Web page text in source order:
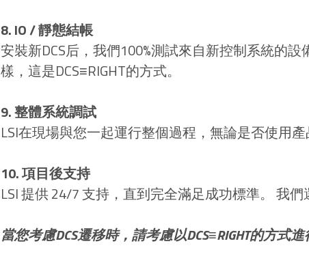
8. IO / 靜態結帳
安裝新DCS后，我們100%測試來自新控制系統的
樣，這是DCS≡RIGHT的方式。
9. 整體系統調試
LSI在現場與您一起運行整個過程，無論是否使用產
10. 項目後支持
LSI 提供 24/7 支持，直到完全滿足成功標準。 我
當您考慮DCS遷移時，請考慮以DCS≡RIGHT的方式